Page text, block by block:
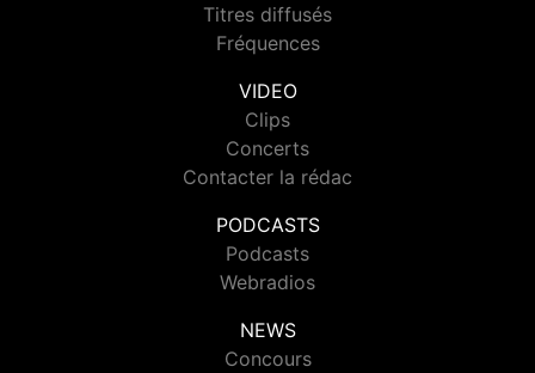
Titres diffusés
Fréquences
VIDEO
Clips
Concerts
Contacter la rédac
PODCASTS
Podcasts
Webradios
NEWS
Concours